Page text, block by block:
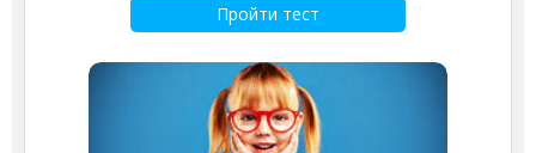
Пройти тест